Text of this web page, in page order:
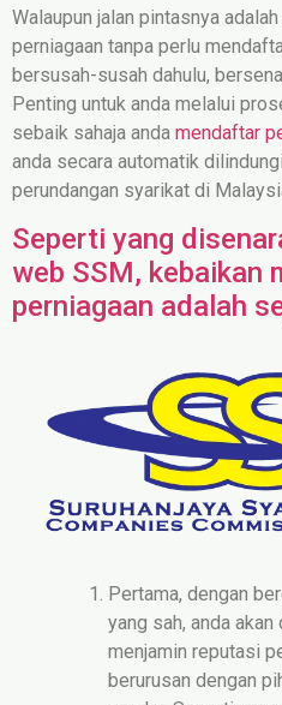
Walaupun jalan pintasnya
perniagaan tanpa perlu
bersusah-susah dahulu,
Penting untuk anda melalui
sebaik sahaja anda mendaftar
anda secara automatik
perundangan syarikat di
Seperti yang
web SSM, kebaikan
perniagaan adalah
Pertama, dengan
yang sah, anda
menjamin reputasi
berurusan dengan